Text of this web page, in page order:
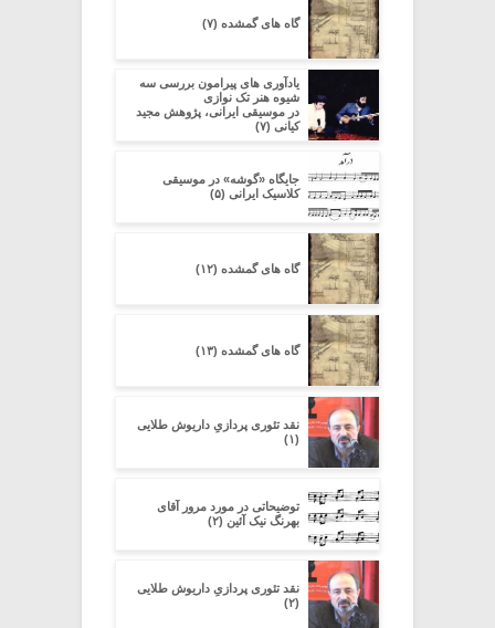
گاه های گمشده (۷)
یادآوری های پیرامون بررسی سه
شیوه هنر تک نوازی
در موسیقی ایرانی، پژوهش مجید
کیانی (۷)
جایگاه «گوشه» در موسیقی
کلاسیک ایرانی (۵)
گاه های گمشده (۱۲)
گاه های گمشده (۱۳)
نقد تئوری پردازیِ داریوش طلایی
(۱)
توضیحاتی در مورد مرور آقای
بهرنگ نیک آئین (۲)
نقد تئوری پردازیِ داریوش طلایی
(۲)